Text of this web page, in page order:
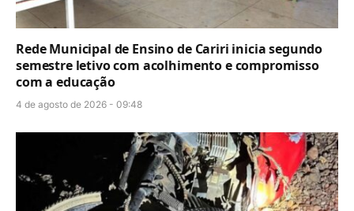
Rede Municipal de Ensino de Cariri inicia segundo
semestre letivo com acolhimento e compromisso
com a educação
4 de agosto de 2026 - 09:48